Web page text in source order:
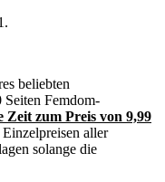
.
beliebten
Seiten Femdom-
zum Preis von 9,99
aller
solange die